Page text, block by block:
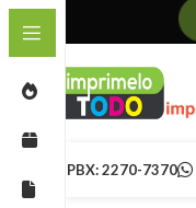
PBX: 2270-7370